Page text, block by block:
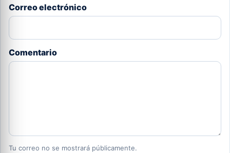
Correo electrónico
Comentario
Tu correo no se mostrará públicamente.